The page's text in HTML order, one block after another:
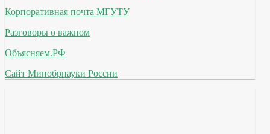
Корпоративная почта МГУТУ
Разговоры о важном
Объясняем.РФ
Сайт Минобрнауки России